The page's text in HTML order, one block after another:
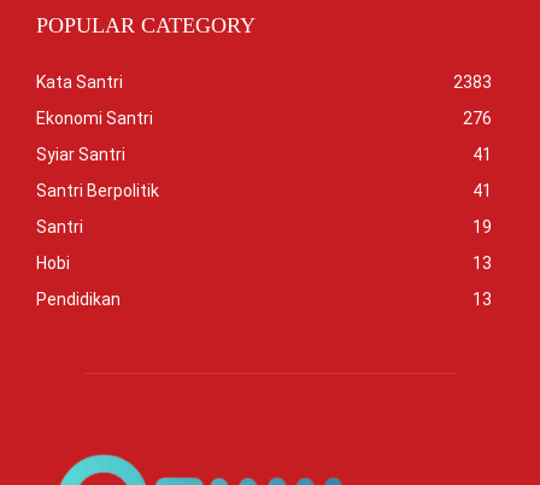
POPULAR CATEGORY
Kata Santri
2383
Ekonomi Santri
276
Syiar Santri
41
Santri Berpolitik
41
Santri
19
Hobi
13
Pendidikan
13